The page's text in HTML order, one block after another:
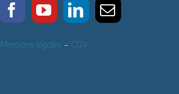
Mentions légales – CGV